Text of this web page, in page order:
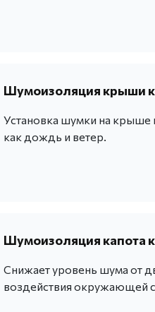
Шумоизоляция крыши
Установка шумки на крыше
как дождь и ветер.
Шумоизоляция капота
Снижает уровень шума от
воздействия окружающей